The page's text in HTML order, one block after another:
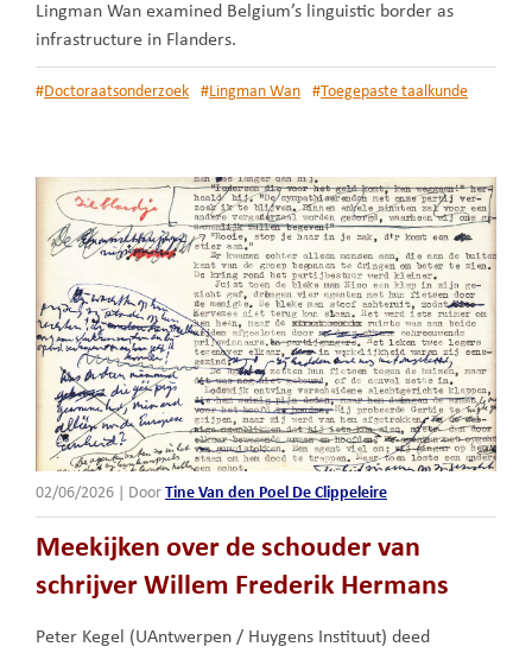
Lingman Wan examined Belgium’s linguistic border as
infrastructure in Flanders.
#Doctoraatsonderzoek #Lingman Wan #Toegepaste taalkunde
02/06/2026 Door Tine Van den Poel De Clippeleire
Meekijken over de schouder van
schrijver Willem Frederik Hermans
Peter Kegel (UAntwerpen / Huygens Instituut) deed